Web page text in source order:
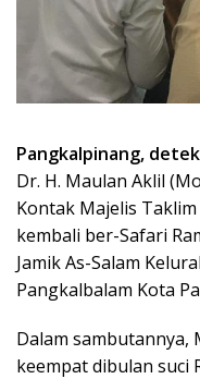
Pangkalpinang,
Dr. H. Maulan Aklil
Kontak Majelis
kembali ber-Safari
Jamik As-Salam
Pangkalbalam Kota
Dalam sambutannya,
keempat dibulan suci